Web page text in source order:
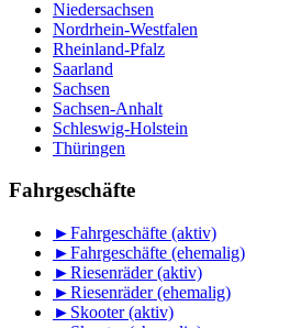
Niedersachsen
Nordrhein-Westfalen
Rheinland-Pfalz
Saarland
Sachsen
Sachsen-Anhalt
Schleswig-Holstein
Thüringen
Fahrgeschäfte
►Fahrgeschäfte (aktiv)
►Fahrgeschäfte (ehemalig)
►Riesenräder (aktiv)
►Riesenräder (ehemalig)
► Skooter (aktiv)